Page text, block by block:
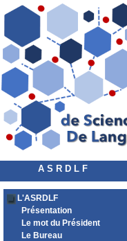
A S R D L F
L'ASRDLF
Présentation
Le mot du Président
Le Bureau